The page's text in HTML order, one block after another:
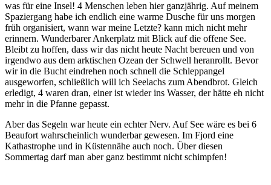
was für eine Insel! 4 Menschen leben hier ganzjährig. Auf meinem
Spaziergang habe ich endlich eine warme Dusche für uns morgen
früh organisiert, wann war meine Letzte? kann mich nicht mehr
erinnern. Wunderbarer Ankerplatz mit Blick auf die offene See.
Bleibt zu hoffen, dass wir das nicht heute Nacht bereuen und von
irgendwo aus dem arktischen Ozean der Schwell heranrollt. Bevor
wir in die Bucht eindrehen noch schnell die Schleppangel
ausgeworfen, schließlich will ich Seelachs zum Abendbrot. Gleich
erledigt, 4 waren dran, einer ist wieder ins Wasser, der hätte eh nicht
mehr in die Pfanne gepasst.
Aber das Segeln war heute ein echter Nerv. Auf See wäre es bei 6
Beaufort wahrscheinlich wunderbar gewesen. Im Fjord eine
Kathastrophe und in Küstennähe auch noch. Über diesen
Sommertag darf man aber ganz bestimmt nicht schimpfen!